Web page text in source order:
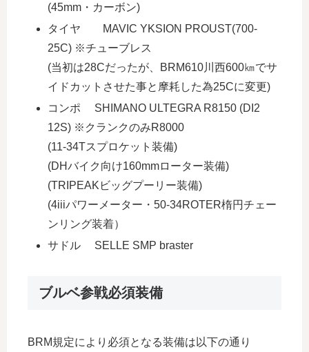
(45mm・カーボン)
タイヤ MAVIC YKSION PROUST(700-
25C) ※チューブレス
(当初は28Cだったが、BRM610川西600㎞でサ
イドカットさせた事と摩耗した為25Cに変更)
コンポ SHIMANO ULTEGRA R8150 (DI2
12S) ※クランクのみR8000
(11-34Tスプロケット装備)
(DHバイク向け160mmローター装備)
(TRIPEAKビッグプーリー装備)
(4iiiパワーメーター・50-34ROTER楕円チェー
ンリング装着）
サドル SELLE SMP braster
ブルベ参戦必須装備
BRM規定により必須となる装備は以下の通り